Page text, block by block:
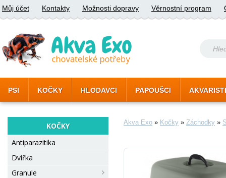
Můj účet Kontakty Možnosti dopravy Věrnostní program
PSI KOČKY HLODAVCI PAPOUŠCI
KOČKY
Antiparazitika
Dvířka
Granule
Akva Exo » Kočky » Záchodky »